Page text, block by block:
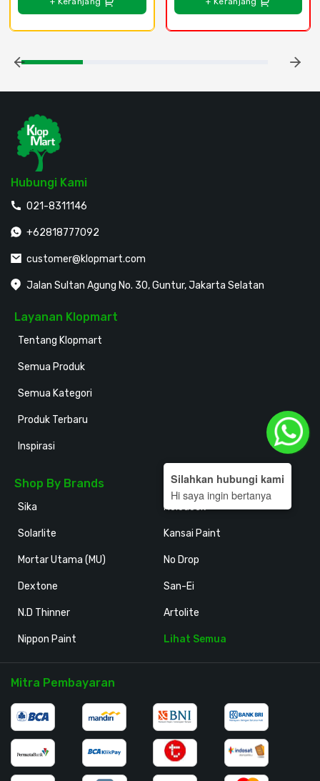
Hubungi Kami
021-8311146
+62818777092
customer@klopmart.com
Jalan Sultan Agung No. 30, Guntur, Jakarta Selatan
Layanan Klopmart
Tentang Klopmart
Semua Produk
Semua Kategori
Produk Terbaru
Inspirasi
Shop By Brands
Sika
Solarlite
Mortar Utama (MU)
Dextone
N.D Thinner
Nippon Paint
Holodeck
Kansai Paint
No Drop
San-Ei
Artolite
Lihat Semua
Mitra Pembayaran
Silahkan hubungi kami
Hi saya ingin bertanya